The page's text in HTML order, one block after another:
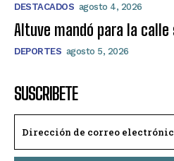
DESTACADOS agosto 4, 2026
Altuve mandó para la calle
DEPORTES agosto 5, 2026
SUSCRIBETE